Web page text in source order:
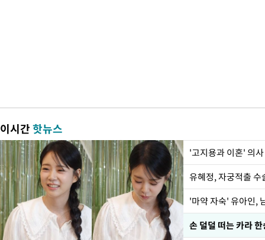
이시간핫뉴스
'고지용과 이혼' 의
유혜정, 자궁적출
'마약 자숙' 유아인,
손 덜덜 떠는 카라